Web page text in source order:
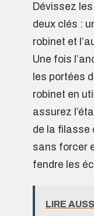
Dévissez
deux clés :
robinet et
Une fois
les portées
robinet en
assurez
de la filasse
sans forcer
fendre les
LIRE